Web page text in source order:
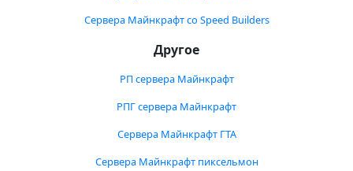
Сервера Майнкрафт со Speed Builders
Другое
РП сервера Майнкрафт
РПГ сервера Майнкрафт
Сервера Майнкрафт ГТА
Сервера Майнкрафт пиксельмон